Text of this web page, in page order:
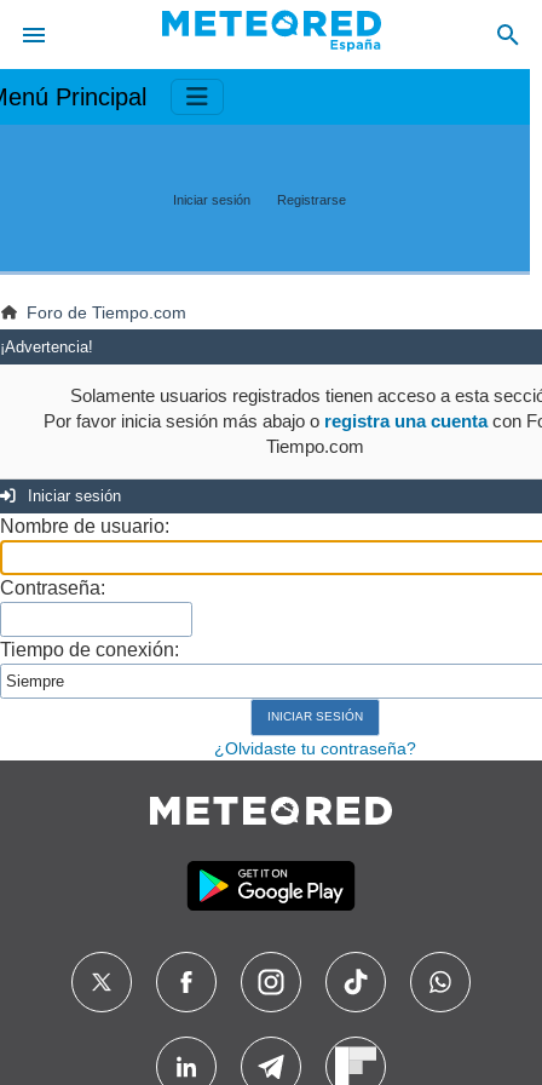
Principal
Iniciar sesión Registrarse
Foro de Tiempo.com
¡Advertencia!
Solamente usuarios registrados tienen acceso a esta
Por favor inicia sesión más abajo o registra una cuentacon
Tiempo.com
Iniciar sesión
Nombre de usuario:
Contraseña:
Tiempo de conexión:
¿Olvidaste tu contraseña?